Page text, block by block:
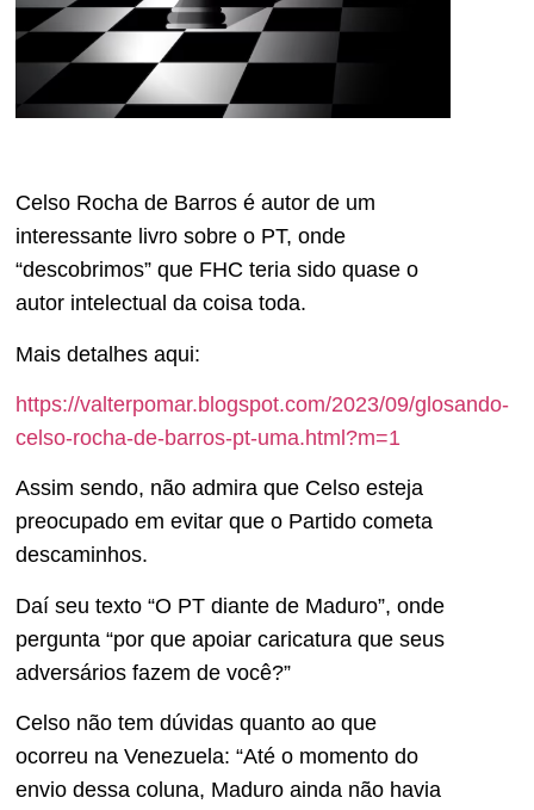
Celso Rocha de Barros é autor de um
interessante livro sobre o PT, onde
“descobrimos” que FHC teria sido quase o
autor intelectual da coisa toda.
Mais detalhes aqui:
https://valterpomar.blogspot.com/2023/09/glosando-
celso-rocha-de-barros-pt-uma.html?m=1
Assim sendo, não admira que Celso esteja
preocupado em evitar que o Partido cometa
descaminhos.
Daí seu texto “O PT diante de Maduro”, onde
pergunta “por que apoiar caricatura que seus
adversários fazem de você?”
Celso não tem dúvidas quanto ao que
ocorreu na Venezuela: “Até o momento do
envio dessa coluna, Maduro ainda não havia